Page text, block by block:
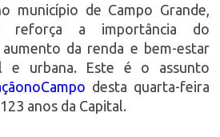
município de Campo Grande,
reforça a importância do
da renda e bem-estar
e urbana. Este é o assunto
desta quarta-feira
anos da Capital.